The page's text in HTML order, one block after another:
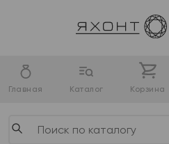
Главная Каталог Корзина